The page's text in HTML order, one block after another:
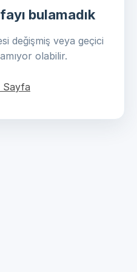
bulamadık
değişmiş veya geçici
olabilir.
Sayfa